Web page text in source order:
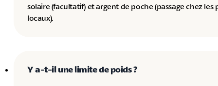
solaire (facultatif) et argent de poche (passage chez les
locaux).
Y a-t-il une limite de poids ?